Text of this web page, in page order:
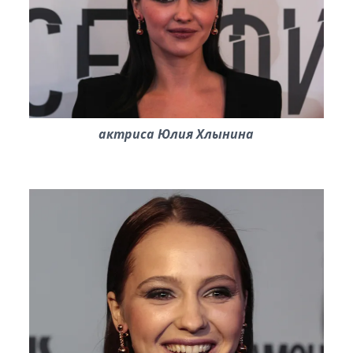
актриса Юлия Хлынина